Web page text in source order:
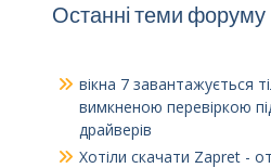
Останні теми форуму
вікна 7 завантажується
вимкненою перевіркою
драйверів
Хотіли скачати Zapret -